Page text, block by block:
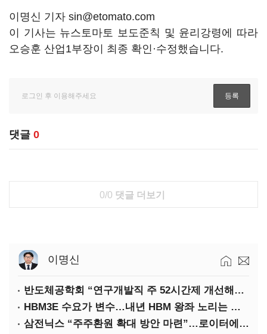
이명신 기자 sin@etomato.com
이 기사는 뉴스토마토 보도준칙 및 윤리강령에 따라
오승훈 산업1부장이 최종 확인·수정했습니다.
댓글 0
0/0 댓글 더보기
이명신
반도체공학회 “연구개발직 주 52시간제 개선해야”
HBM3E 수요가 변수…내년 HBM 왕좌 노리는 삼성
삼전닉스 “주주환원 확대 방안 마련”…로이터에 성명 보내